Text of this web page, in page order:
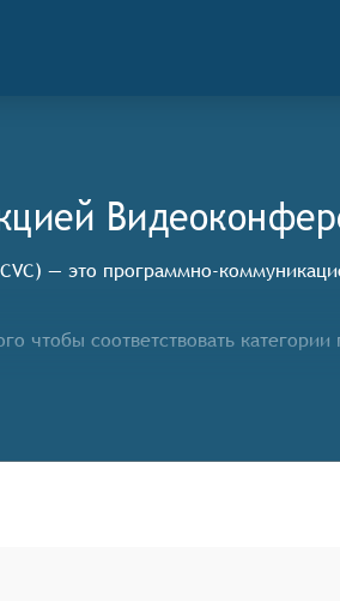
— это программно-
чтобы соответствовать